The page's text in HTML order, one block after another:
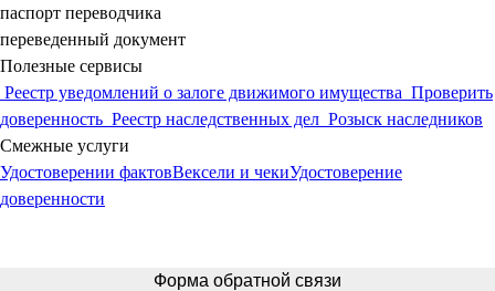
паспорт переводчика
переведенный документ
Полезные сервисы
Реестр уведомлений о залоге движимого имущества Проверить
доверенность Реестр наследственных дел Розыск наследников
Смежные услуги
Удостоверении фактовВексели и чекиУдостоверение
доверенности
Форма обратной связи